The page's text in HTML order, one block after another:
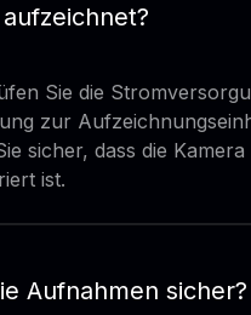
Sie die
zur
sicher, dass die
ist.
Aufnahmen sicher?